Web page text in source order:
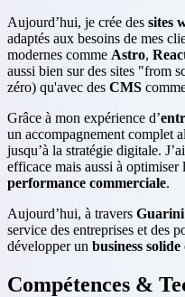
Aujourd’hui, je crée des sites
adaptés aux besoins de mes
modernes comme Astro,
aussi bien sur des sites "from
zéro) qu'avec des CMS
Grâce à mon expérience d’
un accompagnement complet
jusqu’à la stratégie digitale.
efficace mais aussi à optimiser
performance commerciale.
Aujourd’hui, à travers Guarini
service des entreprises et des
développer un business solide
Compétences &